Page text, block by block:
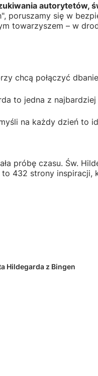
autorytetów,
poruszamy się w
towarzyszem – w
chcą połączyć
to jedna z
na każdy dzień to
próbę czasu. Św.
432 strony
Hildegarda z Bingen